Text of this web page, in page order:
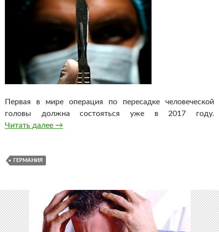
Первая в мире операция по пересадке человеческой
головы должна состояться уже в 2017 году.
Читать далее Первую в мире пересадку человеческой
→
ГЕРМАНИЯ